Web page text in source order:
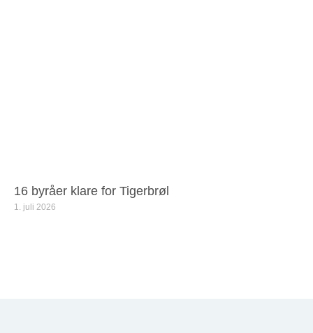
16 byråer klare for Tigerbrøl
1. juli 2026